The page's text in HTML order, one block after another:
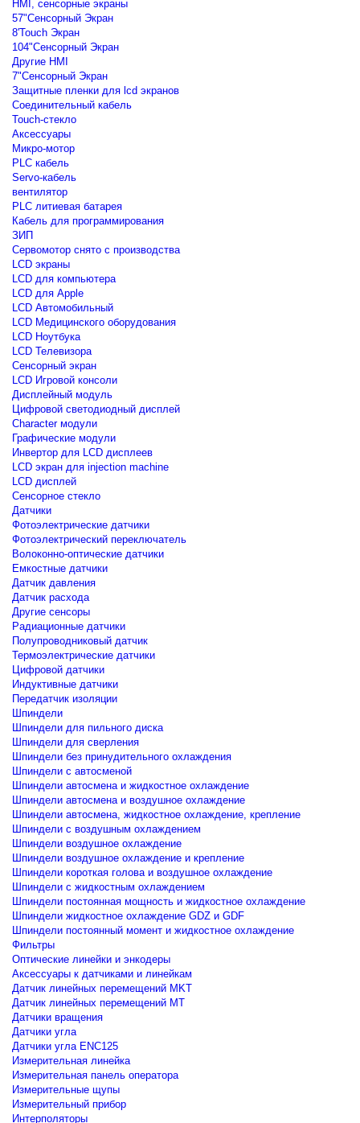
HMI, сенсорные экраны
57"Сенсорный Экран
8'Touch Экран
104"Сенсорный Экран
Другие HMI
7"Сенсорный Экран
Защитные пленки для lcd экранов
Соединительный кабель
Touch-стекло
Аксессуары
Микро-мотор
PLC кабель
Servo-кабель
вентилятор
PLC литиевая батарея
Кабель для программирования
ЗИП
Сервомотор снято с производства
LCD экраны
LCD для компьютера
LCD для Apple
LCD Автомобильный
LCD Медицинского оборудования
LCD Ноутбука
LCD Телевизора
Сенсорный экран
LCD Игровой консоли
Дисплейный модуль
Цифровой светодиодный дисплей
Сharacter модули
Графические модули
Инвертор для LCD дисплеев
LCD экран для injection machine
LCD дисплей
Сенсорное стекло
Датчики
Фотоэлектрические датчики
Фотоэлектрический переключатель
Волоконно-оптические датчики
Емкостные датчики
Датчик давления
Датчик расхода
Другие сенсоры
Радиационные датчики
Полупроводниковый датчик
Термоэлектрические датчики
Цифровой датчики
Индуктивные датчики
Передатчик изоляции
Шпиндели
Шпиндели для пильного диска
Шпиндели для сверления
Шпиндели без принудительного охлаждения
Шпиндели с автосменой
Шпиндели автосмена и жидкостное охлаждение
Шпиндели автосмена и воздушное охлаждение
Шпиндели автосмена, жидкостное охлаждение, крепление
Шпиндели с воздушным охлаждением
Шпиндели воздушное охлаждение
Шпиндели воздушное охлаждение и крепление
Шпиндели короткая голова и воздушное охлаждение
Шпиндели с жидкостным охлаждением
Шпиндели постоянная мощность и жидкостное охлаждение
Шпиндели жидкостное охлаждение GDZ и GDF
Шпиндели постоянный момент и жидкостное охлаждение
Фильтры
Оптические линейки и энкодеры
Аксессуары к датчиками и линейкам
Датчик линейных перемещений MKT
Датчик линейных перемещений MT
Датчики вращения
Датчики угла
Датчики угла ENC125
Измерительная линейка
Измерительная панель оператора
Измерительные щупы
Измерительный прибор
Интерполяторы